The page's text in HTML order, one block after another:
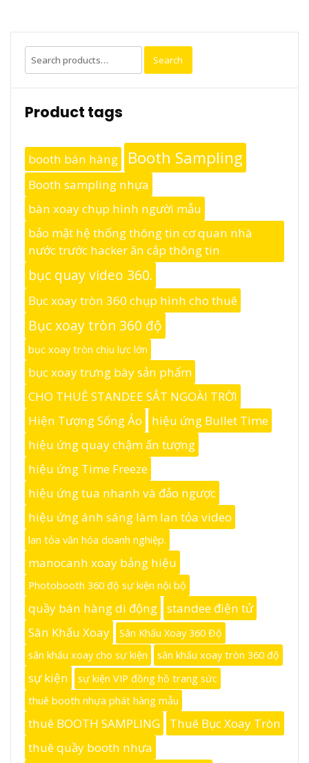
Search
for:
Search
Product tags
booth bán hàng Booth Sampling
Booth sampling nhựa
bàn xoay chụp hình người mẫu
bảo mật hệ thống thông tin cơ quan nhà
nước trước hacker ăn cắp thông tin
bục quay video 360.
Bục xoay tròn 360 chụp hình cho thuê
Bục xoay tròn 360 độ
bục xoay tròn chịu lực lớn
bục xoay trưng bày sản phẩm
CHO THUÊ STANDEE SẮT NGOÀI TRỜI
Hiện Tượng Sống Ảo
hiệu ứng Bullet Time
hiệu ứng quay chậm ấn tượng
hiệu ứng Time Freeze
hiệu ứng tua nhanh và đảo ngược
hiệu ứng ánh sáng làm lan tỏa video
lan tỏa văn hóa doanh nghiệp.
manocanh xoay bảng hiệu
Photobooth 360 độ sự kiện nội bộ
quầy bán hàng di động
standee điện tử
Sân Khấu Xoay
Sân Khấu Xoay 360 Độ
sân khấu xoay cho sự kiện
sân khấu xoay tròn 360 độ
sự kiện
sự kiện VIP đồng hồ trang sức
thuê booth nhựa phát hàng mẫu
thuê BOOTH SAMPLING
Thuê Bục Xoay Tròn
thuê quầy booth nhựa